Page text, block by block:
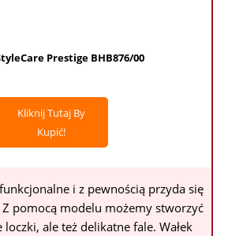
Prestige BHB876/00
Kliknij Tutaj By
Kupić!
i z pewnością przyda się
pomocą modelu możemy stworzyć
ale też delikatne fale. Wałek